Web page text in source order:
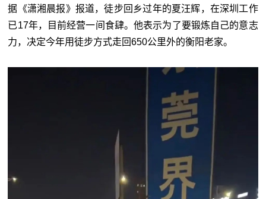
据《潇湘晨报》报道，徒步回乡过年的夏汪辉，在深圳工作
已17年，目前经营一间食肆。他表示为了要锻炼自己的意志
力，决定今年用徒步方式走回650公里外的衡阳老家。